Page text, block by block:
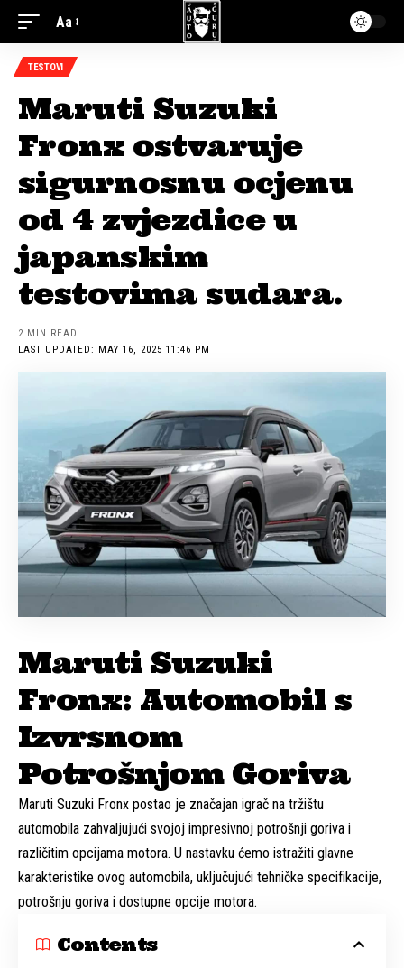
Aa
TESTOVI
Maruti Suzuki
Fronx ostvaruje
sigurnosnu ocjenu
od 4 zvjezdice u
japanskim
testovima sudara.
LAST UPDATED: MAY 16, 2025 11:46 PM
2 MIN READ
Maruti Suzuki
Fronx: Automobil s
Izvrsnom
Potrošnjom Goriva
Maruti Suzuki Fronx postao je značajan igrač na tržištu
automobila zahvaljujući svojoj impresivnoj potrošnji goriva i
različitim opcijama motora. U nastavku ćemo istražiti glavne
karakteristike ovog automobila, uključujući tehničke specifikacije,
potrošnju goriva i dostupne opcije motora.
Contents